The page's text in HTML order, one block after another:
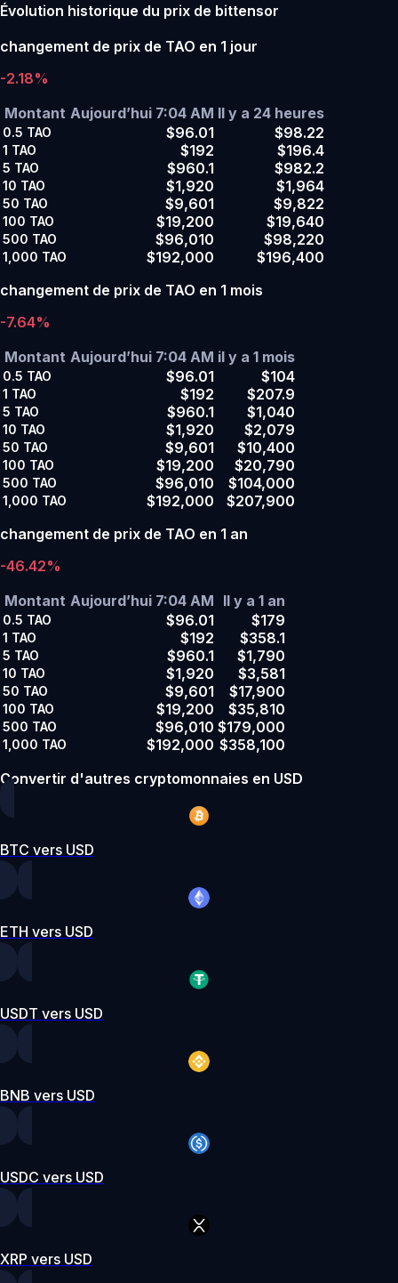
Évolution historique du prix de bittensor
changement de prix de TAO en 1 jour
-2.18%
Montant Aujourd’hui 7:04 AM Il y a 24 heures
0.5 TAO $96.01 $98.22
1 TAO $192 $196.4
5 TAO $960.1 $982.2
10 TAO $1,920 $1,964
50 TAO $9,601 $9,822
100 TAO $19,200 $19,640
500 TAO $96,010 $98,220
1,000 TAO $192,000
$196,400
changement de prix de TAO en 1 mois
-7.64%
Montant Aujourd’hui 7:04 AM il y a 1 mois
0.5 TAO $96.01 $104
1 TAO $192 $207.9
5 TAO $960.1 $1,040
10 TAO $1,920 $2,079
50 TAO $9,601 $10,400
100 TAO $19,200 $20,790
500 TAO $96,010 $104,000
1,000 TAO $192,000
$207,900
changement de prix de TAO en 1 an
-46.42%
Montant Aujourd’hui 7:04 AM Il y a 1 an
0.5 TAO $96.01 $179
1 TAO $192 $358.1
5 TAO $960.1 $1,790
10 TAO $1,920 $3,581
50 TAO $9,601 $17,900
100 TAO $19,200 $35,810
500 TAO $96,010 $179,000
1,000 TAO $192,000 $358,100
Convertir d'autres cryptomonnaies en USD
BTC vers USD
ETH vers USD
USDT vers USD
BNB vers USD
USDC vers USD
XRP vers USD